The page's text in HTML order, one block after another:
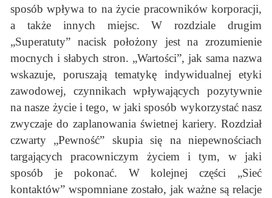
sposób wpływa to na życie pracowników korporacji,
a także innych miejsc. W rozdziale drugim
„Superatuty” nacisk położony jest na zrozumienie
mocnych i słabych stron. „Wartości”, jak sama nazwa
wskazuje, poruszają tematykę indywidualnej etyki
zawodowej, czynnikach wpływających pozytywnie
na nasze życie i tego, w jaki sposób wykorzystać nasz
zwyczaje do zaplanowania świetnej kariery. Rozdział
czwarty „Pewność” skupia się na niepewnościach
targających pracowniczym życiem i tym, w jaki
sposób je pokonać. W kolejnej części „Sieć
kontaktów” wspomniane zostało, jak ważne są relacje